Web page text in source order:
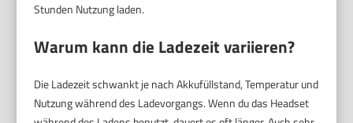
Stunden Nutzung laden.
Warum kann die Ladezeit variieren?
Die Ladezeit schwankt je nach Akkufüllstand, Temperatur und
Nutzung während des Ladevorgangs. Wenn du das Headset